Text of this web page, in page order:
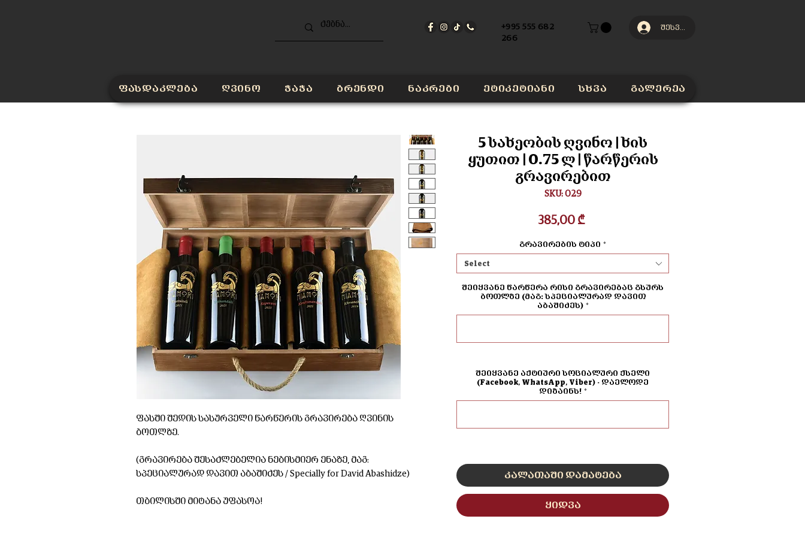
შესვლა
+995 555 682
266
ფასდაკლება ღვინო ჭაჭა ბრენდი ნაკრები ეტიკეტიანი სხვა გალერეა
ფასში შედის სასურველი წარწერის გრავირება ღვინის
ბოთლზე.
(გრავირება შესაძლებელია ნებისმიერ ენაზე, მაგ:
სპეციალურად დავით აბაშიძეს / Specially for David Abashidze)
თბილისში მიტანა უფასოა!
5 სახეობის ღვინო | ხის
ყუთით | 0.75 ლ | წარწერის
გრავირებით
SKU: 029
385,00 ₾Price
გრავირების ტიპი *
Select
შეიყვანე წარწერა რისი გრავირებაც გსურს
ბოთლზე (მაგ: სპეციალურად დავით
აბაშიძეს) *
შეიყვანე აქტიური სოციალური ქსელი
(Facebook, WhatsApp, Viber) - დაელოდე
დიზაინს! *
კალათაში დამატება
ყიდვა